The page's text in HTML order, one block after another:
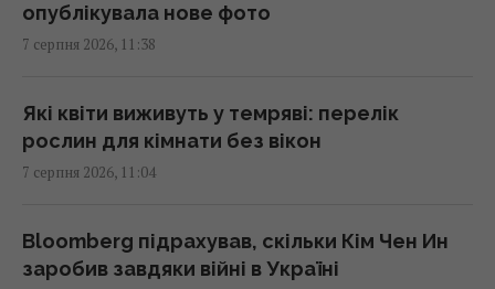
Що таке 001k.bot сьогодні: від Telegram-
інтерфейсу до повноцінної web-платформи
Російська еліта боїться ФСБ, яка дедалі
більше виходить з-під контролю, -
11:26 п'ятниця, 07 серпня 2026
опублікувала нове фото
7 серпня 2026, 11:38
Які квіти виживуть у темряві: перелік
рослин для кімнати без вікон
7 серпня 2026, 11:04
Bloomberg підрахував, скільки Кім Чен Ин
заробив завдяки війні в Україні